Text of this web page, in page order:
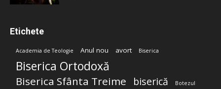
Etichete
Academia de Teologie Anul nou avort Biserica
Biserica Ortodoxă
Biserica Sfânta Treime biserică Botezul